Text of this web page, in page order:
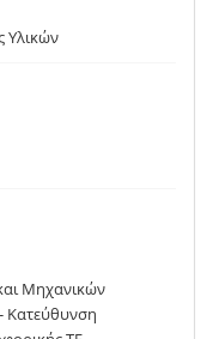
Υλικών
Μηχανικών
Κατεύθυνση